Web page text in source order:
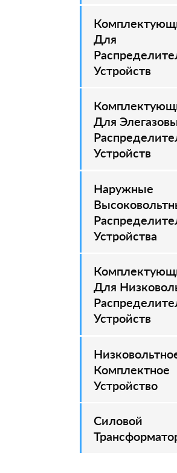
Для
Устройств
–
Для
Устройств
–
Наружные
Устройства
–
Для
Устройств
Комплектное
Устройство
Силовой
–